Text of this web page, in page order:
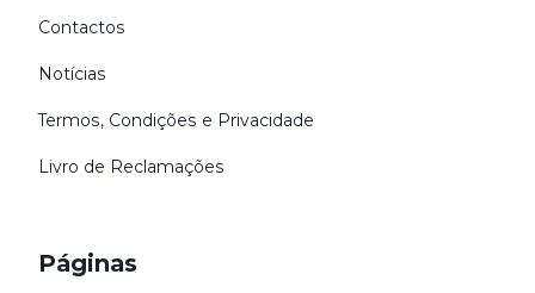
Contactos
Notícias
Termos, Condições e Privacidade
Livro de Reclamações
Páginas